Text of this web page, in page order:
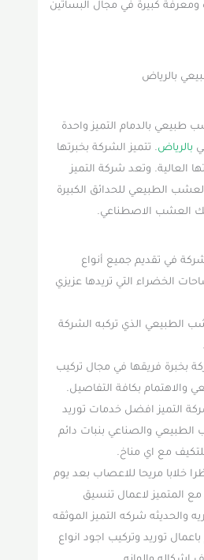
كبيرة في مجال البساتين
بالرياض
طبيعي بالدمام التميز واحدة
بالرياض. تتميز الشركة بخبرتها
العالية. وتعد شركة التميز
الطبيعي للحدائق الكبيرة
العشب الاصطناعي.
في تقديم جميع أنواع
الخضراء التي تريدها عزيزي
الطبيعي الذي تركبه الشركة
بخبرة فريقها في مجال تركيب
والاهتمام بكافة التفاصيل.
التميز افضل خدمات توريد
والصناعي بنبات دائم
مع اي مناخ.
خلابا مريحا للاعصاب بعد يوم
المتميز لاعمال تنسيق
والحديثه شركه التميز الموثقه
باعمال توريد وتركيب اجود انواع